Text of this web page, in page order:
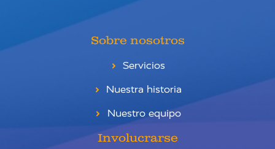
Sobre nosotros
Servicios
Nuestra historia
Nuestro equipo
Involucrarse